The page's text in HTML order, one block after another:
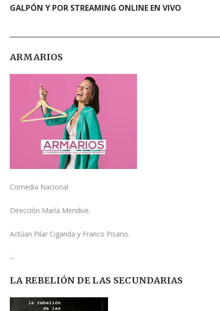
GALPÓN Y POR STREAMING ONLINE EN VIVO
ARMARIOS
Comedia Nacional
Dirección María Mendive.
Actúan Pilar Ciganda y Franco Pisano.
–
LA REBELIÓN DE LAS SECUNDARIAS